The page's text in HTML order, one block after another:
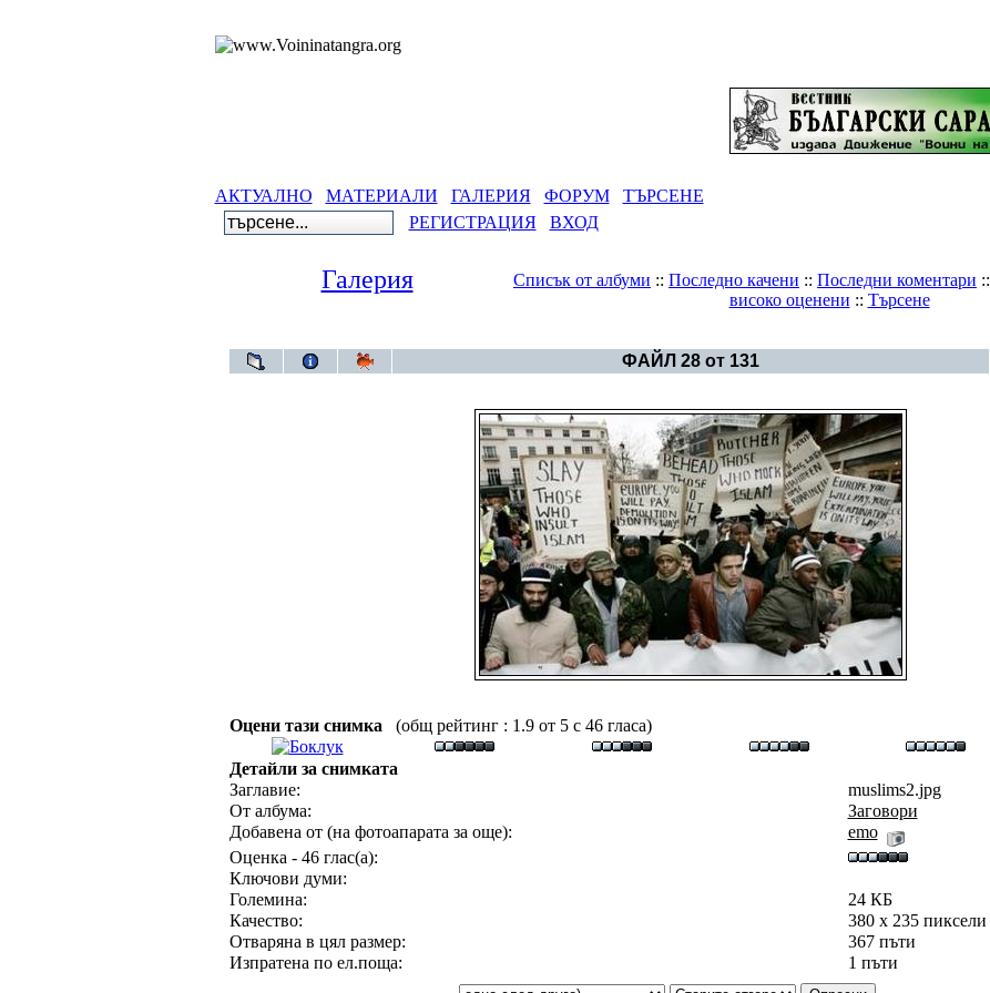
АКТУАЛНО МАТЕРИАЛИ ГАЛЕРИЯ ФОРУМ
ТЪРСЕНЕ
РЕГИСТРАЦИЯ
ВХОД
Галерия Списък от албуми :: Последно качени :: Последни коментари ::
високо оценени :: Търсене
ФАЙЛ 28 от 131
Оцени тази снимка (общ рейтинг : 1.9 от 5 с 46 гласа)
Детайли за снимката
Заглавие:
muslims2.jpg
От албума:
Заговори
Добавена от (на фотоапарата за още):
emo
Оценка - 46 глас(а):
Ключови думи:
Големина:
24 КБ
Качество:
380 x 235 пиксели
Отваряна в цял размер:
367 пъти
Изпратена по ел.поща:
1 пъти